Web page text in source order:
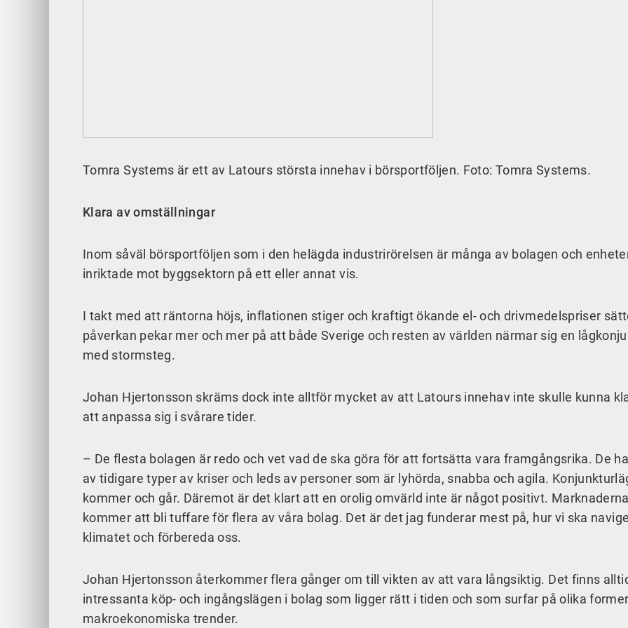
Tomra Systems är ett av Latours största innehav i börsportföljen. Foto: Tomra Systems.
Klara av omställningar
Inom såväl börsportföljen som i den helägda industrirörelsen är många av bolagen och
inriktade mot byggsektorn på ett eller annat vis.
I takt med att räntorna höjs, inflationen stiger och kraftigt ökande el- och drivmedelspriser
påverkan pekar mer och mer på att både Sverige och resten av världen närmar sig en
med stormsteg.
Johan Hjertonsson skräms dock inte alltför mycket av att Latours innehav inte skulle kunna
att anpassa sig i svårare tider.
– De flesta bolagen är redo och vet vad de ska göra för att fortsätta vara framgångsrika. De
av tidigare typer av kriser och leds av personer som är lyhörda, snabba och agila.
kommer och går. Däremot är det klart att en orolig omvärld inte är något positivt.
kommer att bli tuffare för flera av våra bolag. Det är det jag funderar mest på, hur vi ska
klimatet och förbereda oss.
Johan Hjertonsson återkommer flera gånger om till vikten av att vara långsiktig. Det finns
intressanta köp- och ingångslägen i bolag som ligger rätt i tiden och som surfar på olika
makroekonomiska trender.